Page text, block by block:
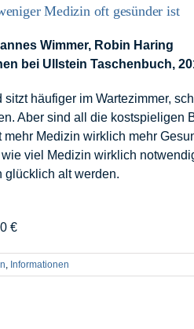
Medizin oft gesünder ist
Wimmer, Robin Haring
bei Ullstein Taschenbuch,
sitzt häufiger im Wartezimmer,
Aber sind all die kostspieligen
mehr Medizin wirklich mehr
viel Medizin wirklich
glücklich alt werden.
€
, Informationen